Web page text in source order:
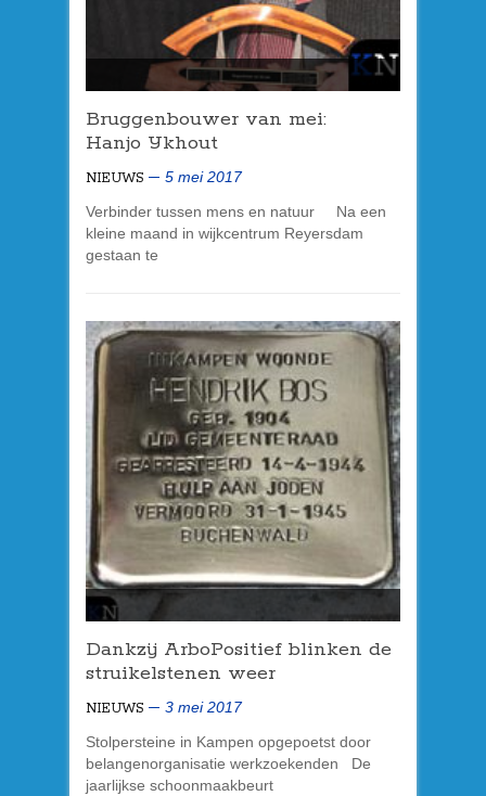
Bruggenbouwer van mei:
Hanjo IJkhout
NIEUWS
5 mei 2017
Verbinder tussen mens en natuur Na een
kleine maand in wijkcentrum Reyersdam
gestaan te
Dankzij ArboPositief blinken de
struikelstenen weer
NIEUWS
3 mei 2017
Stolpersteine in Kampen opgepoetst door
belangenorganisatie werkzoekenden De
jaarlijkse schoonmaakbeurt